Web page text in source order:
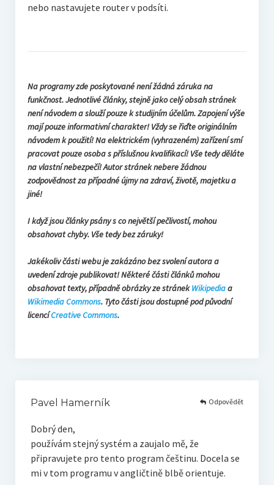
nebo nastavujete router v podsíti.
Na programy zde poskytované není žádná záruka na
funkčnost. Jednotlivé články, stejně jako celý obsah stránek
není návodem a slouží pouze k studijním účelům. Zapojení výše
mají pouze informativní charakter! Vždy se řiďte originálním
návodem k použití! Na elektrickém (vyhrazeném) zařízení smí
pracovat pouze osoba s příslušnou kvalifikací! Vše tedy děláte
na vlastní nebezpečí! Autor stránek nebere žádnou
zodpovědnost za případné újmy na zdraví, životě, majetku a
jiné!
I když jsou články psány s co největší pečlivostí, mohou
obsahovat chyby. Vše tedy bez záruky!
Jakékoliv části webu je zakázáno bez svolení autora a
uvedení zdroje publikovat! Některé části článků mohou
obsahovat texty, případně obrázky ze stránekWikipediaa
Wikimedia Commons. Tyto části jsou dostupné pod původní
licencíCreative Commons.
Pavel Hamerník
Dobrý den,
používám stejný systém a zaujalo mě, že
připravujete pro tento program češtinu. Docela se
mi v tom programu v angličtině blbě orientuje.
Odpovědět